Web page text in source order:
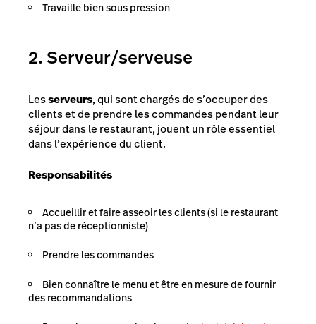
Travaille bien sous pression
2. Serveur/serveuse
Lesserveurs, qui sont chargés de s’occuper des
clients et de prendre les commandes pendant leur
séjour dans le restaurant, jouent un rôle essentiel
dans l’expérience du client.
Responsabilités
Accueillir et faire asseoir les clients (si le restaurant
n’a pas de réceptionniste)
Prendre les commandes
Bien connaître le menu et être en mesure de fournir
des recommandations